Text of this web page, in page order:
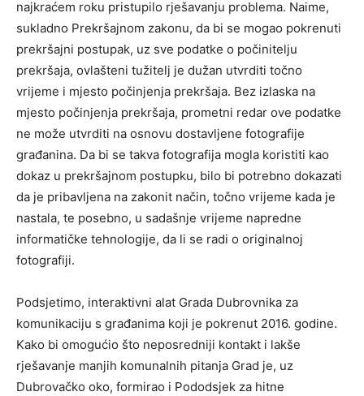
najkraćem roku pristupilo rješavanju problema. Naime,
sukladno Prekršajnom zakonu, da bi se mogao pokrenuti
prekršajni postupak, uz sve podatke o počinitelju
prekršaja, ovlašteni tužitelj je dužan utvrditi točno
vrijeme i mjesto počinjenja prekršaja. Bez izlaska na
mjesto počinjenja prekršaja, prometni redar ove podatke
ne može utvrditi na osnovu dostavljene fotografije
građanina. Da bi se takva fotografija mogla koristiti kao
dokaz u prekršajnom postupku, bilo bi potrebno dokazati
da je pribavljena na zakonit način, točno vrijeme kada je
nastala, te posebno, u sadašnje vrijeme napredne
informatičke tehnologije, da li se radi o originalnoj
fotografiji.
Podsjetimo, interaktivni alat Grada Dubrovnika za
komunikaciju s građanima koji je pokrenut 2016. godine.
Kako bi omogućio što neposredniji kontakt i lakše
rješavanje manjih komunalnih pitanja Grad je, uz
Dubrovačko oko, formirao i Pododsjek za hitne